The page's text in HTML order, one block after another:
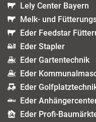
Lely Center Bayern
Melk- und
Eder Feedstar
Eder Stapler
Eder Gartentechnik
Eder
Eder
Eder
Eder Profi-